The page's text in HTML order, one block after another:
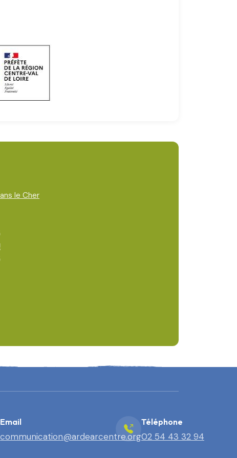
le Cher
Email
communication@ardearcentre.org
Téléphone
02 54 43 32 94